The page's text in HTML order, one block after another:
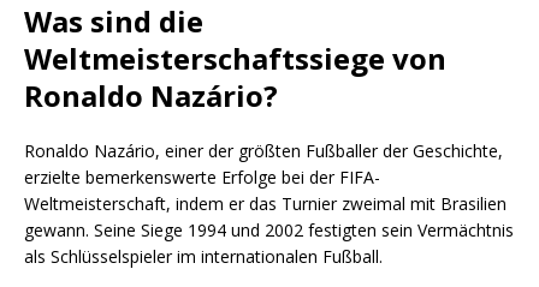
Was sind die
Weltmeisterschaftssiege von
Ronaldo Nazário?
Ronaldo Nazário, einer der größten Fußballer der Geschichte,
erzielte bemerkenswerte Erfolge bei der FIFA-
Weltmeisterschaft, indem er das Turnier zweimal mit Brasilien
gewann. Seine Siege 1994 und 2002 festigten sein Vermächtnis
als Schlüsselspieler im internationalen Fußball.